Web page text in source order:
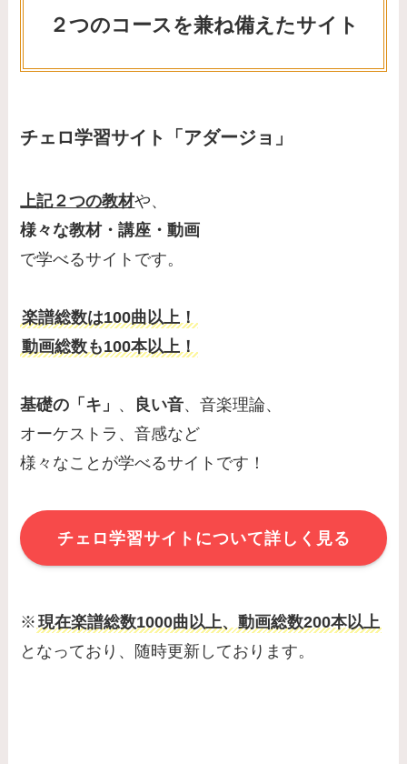
２つのコースを兼ね備えたサイト
チェロ学習サイト「アダージョ」
上記２つの教材や、
様々な教材・講座・動画
で学べるサイトです。
楽譜総数は100曲以上！
動画総数も100本以上！
基礎の「キ」 、 良い音、音楽理論、
オーケストラ、音感など
様々なことが学べるサイトです！
チェロ学習サイトについて詳しく見る
※ 現在楽譜総数1000曲以上、動画総数200本以上
となっており、随時更新しております。